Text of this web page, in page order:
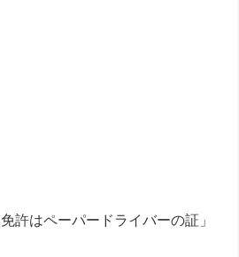
許はペーパードライバーの証」